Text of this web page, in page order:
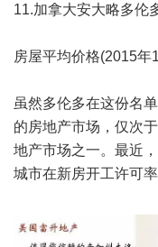
11.加拿大安大略多伦
房屋平均价格(2015
虽然多伦多在这份名
的房地产市场，仅次
地产市场之一。最近
城市在新房开工许可